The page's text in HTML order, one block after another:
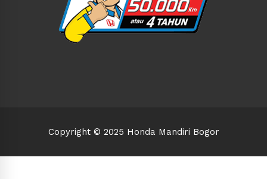
Copyright © 2025 Honda Mandiri Bogor